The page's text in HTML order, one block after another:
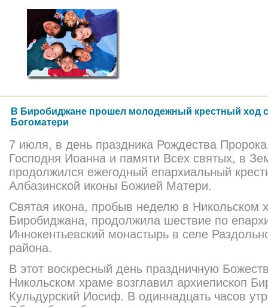
В Биробиджане прошел молодежный крестный ход
Богоматери
7 июля, в день праздника Рождества
Господня Иоанна и памяти Всех святых, в
продолжился ежегодный епархиальный
Албазинской иконы Божией Матери.
Святая икона, пробыв неделю в Никольском
Биробиджана, продолжила шествие по
Иннокентьевский монастырь в селе
района.
В этот воскресный день праздничную
Никольском храме возглавил архиепископ
Кульдурский Иосиф. В одиннадцать часов